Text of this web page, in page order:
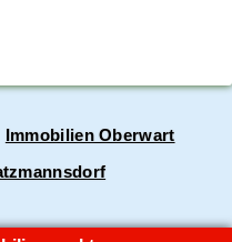
Immobilien Oberwart